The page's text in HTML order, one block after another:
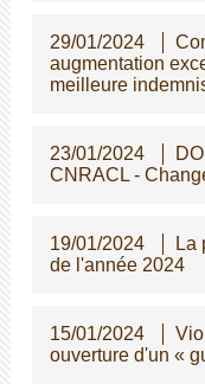
29/01/2024
augmentation
meilleure
23/01/2024
CNRACL -
19/01/2024
La
de l'année 2024
15/01/2024
ouverture d'un «